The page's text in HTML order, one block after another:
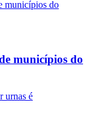
municípios do